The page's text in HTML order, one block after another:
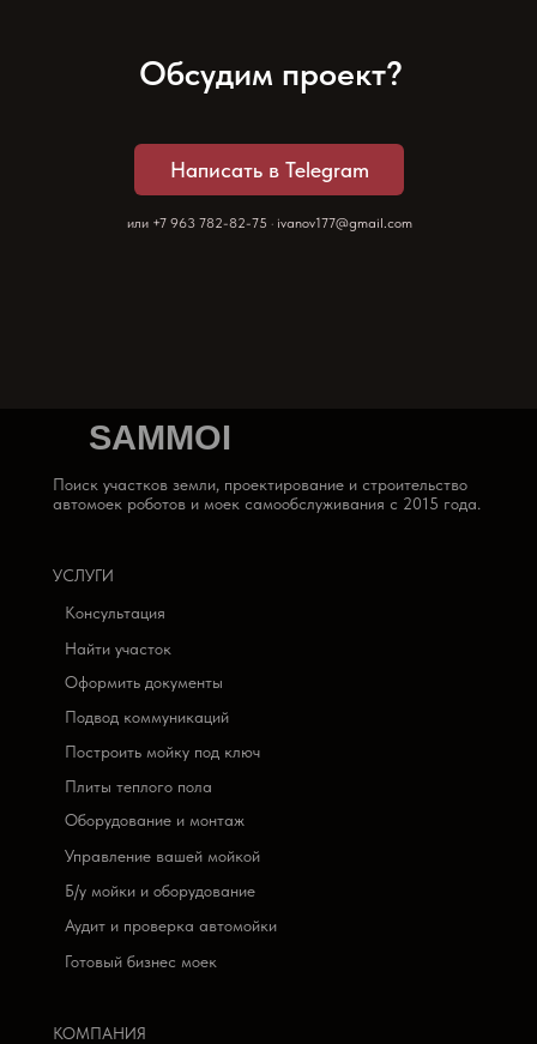
или +7 963 782-82-75 · ivanov177@gmail.com
+7 963 782-82-75
ivanov177@gmail.com
Написать в Telegram
Обсудим проект?
КОМПАНИЯ
Готовый бизнес моек
Аудит и проверка автомойки
Б/у мойки и оборудование
Управление вашей мойкой
Оборудование и монтаж
Плиты теплого пола
Построить мойку под ключ
Подвод коммуникаций
Оформить документы
Найти участок
Консультация
УСЛУГИ
Поиск участков земли, проектирование и строительство
автомоек роботов и моек самообслуживания с 2015 года.
SAMMOI